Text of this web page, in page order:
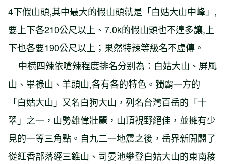
4下假山頭,其中最大的假山頭就是「白姑大山中峰」,
要上下各210公尺以上、7.0k的假山頭也不遑多讓,上
下也各要190公尺以上；果然特辣等級名不虛傳。
中橫四辣依嗆辣程度排名分别為：白姑大山、屏風
山、畢祿山、羊頭山,各有各的特色。獨霸一方的
「白姑大山」又名白狗大山，列名台灣百岳的「十
翠」之一，山勢雄偉壯麗，山頂視野絕佳，並擁有少
見的一等三角點。自九二一地震之後，岳界新開闢了
從紅香部落經三錐山、司晏池攀登白姑大山的東南稜